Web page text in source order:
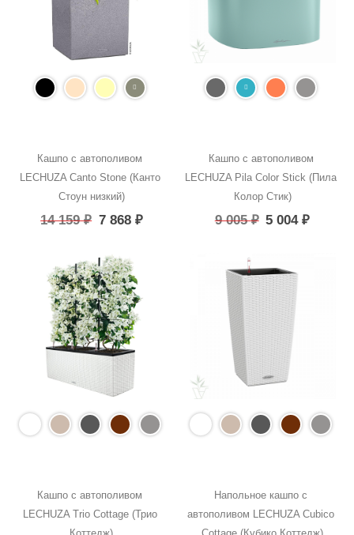
Кашпо с автополивом
LECHUZA Canto Stone (Канто
Стоун низкий)
14 159₽ 7 868 ₽
Кашпо с автополивом
LECHUZA Pila Color Stick (Пила
Колор Стик)
9 005₽ 5 004₽
Кашпо с автополивом
LECHUZA Trio Cottage (Трио
Напольное кашпо с
автополивом LECHUZA Cubico